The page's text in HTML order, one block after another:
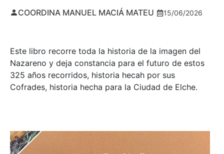
COORDINA MANUEL MACIÁ MATEU 15/06/2026
Este libro recorre toda la historia de la imagen del
Nazareno y deja constancia para el futuro de estos
325 años recorridos, historia hecah por sus
Cofrades, historia hecha para la Ciudad de Elche.